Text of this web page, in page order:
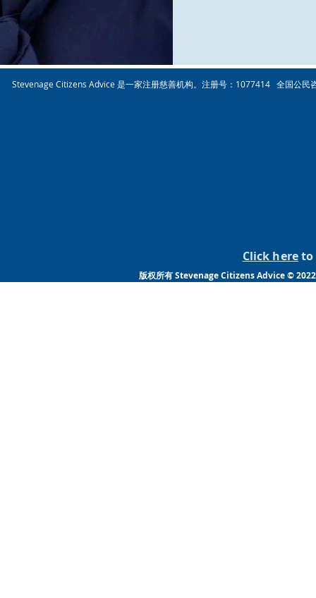
Stevenage Citizens Advice 是一家注册慈善机构。注册号：1077414 全国公民
Click hereto
版权所有 Stevenage Citizens Advice © 2022